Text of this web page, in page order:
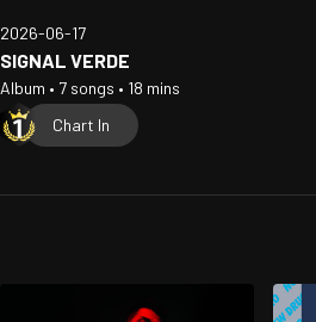
2026-06-17
SIGNAL VERDE
Album • 7 songs • 18 mins
Chart In